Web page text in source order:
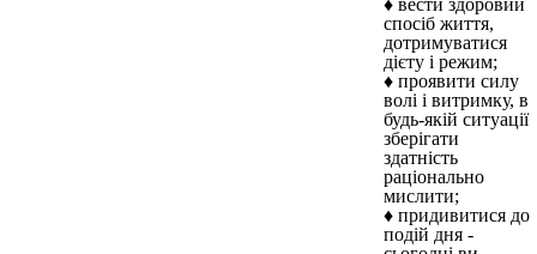
♦ вести здоровий
спосіб життя,
дотримуватися
дієту і режим;
♦ проявити силу
волі і витримку, в
будь-якій ситуації
зберігати
здатність
раціонально
мислити;
♦ придивитися до
подій дня -